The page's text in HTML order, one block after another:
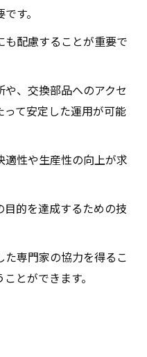
す。
も配慮することが重要で
、交換部品へのアクセ
て安定した運用が可能
性や生産性の向上が求
的を達成するための技
専門家の協力を得るこ
とができます。